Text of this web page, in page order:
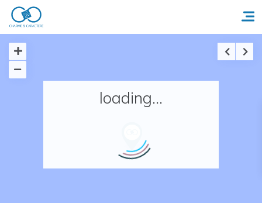
Accueil
Nos adresses en France
loading...